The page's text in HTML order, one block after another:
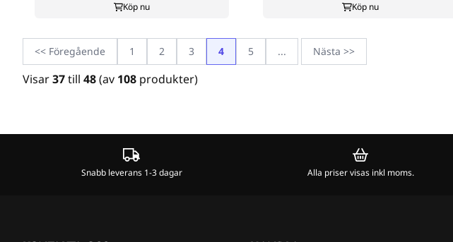
Köp nu
Köp nu
<< Föregående 1 2 3 4 5 ... Nästa >>
Visar37till 48(av 108 produkter)
Snabb leverans 1-3 dagar Alla priser visas inkl moms.